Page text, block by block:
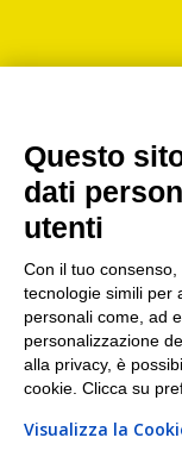
I nostri punti
Torino|Milano|
Questo
dati
utenti
Con il tuo
tecnologie simili per
personali come, ad
personalizzazione
alla privacy, è
cookie. Clicca su
Visualizza la